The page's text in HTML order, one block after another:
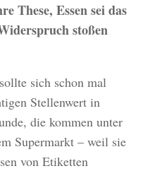
These, Essen sei das
stoßen
sich schon mal
Stellenwert in
die kommen unter
Supermarkt – weil sie
von Etiketten